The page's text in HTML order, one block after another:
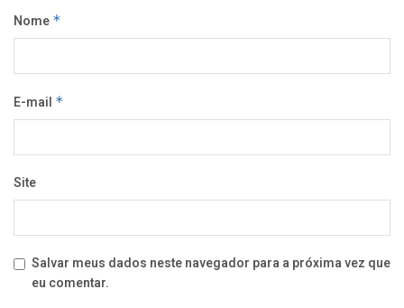
Nome *
E-mail *
Site
Salvar meus dados neste navegador para a próxima vez que
eu comentar.